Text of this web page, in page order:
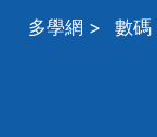
多學網 > 數碼